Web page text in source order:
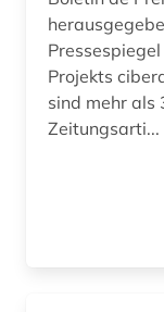
firma (1)
Projekts
sind mehr
Zeitungsarti...